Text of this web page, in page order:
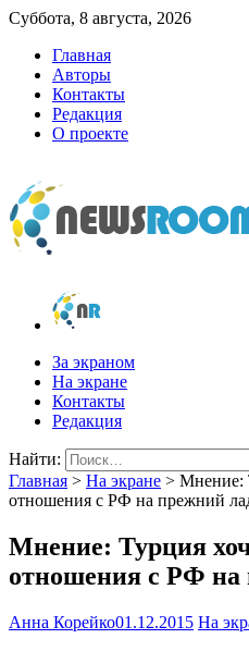
Суббота, 8 августа, 2026
Главная
Авторы
Контакты
Редакция
О проекте
newsroom.su
Новости о новостях
За экраном
На экране
Контакты
Редакция
Найти:
Главная > На экране > Мнение:
отношения с РФ на прежний
Мнение: Турция
отношения с РФ на
Анна Корейко01.12.2015 На